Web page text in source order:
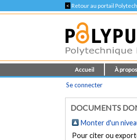
< Retour au portail
Accueil À propos
Se connecter
DOCUMENTS
Monter d'un
Pour citer ou